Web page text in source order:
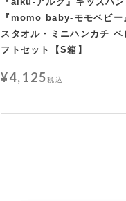
『momo baby-モモベビー
スタオル・ミニハンカチ ベ
フトセット【S箱】
¥4,125税込